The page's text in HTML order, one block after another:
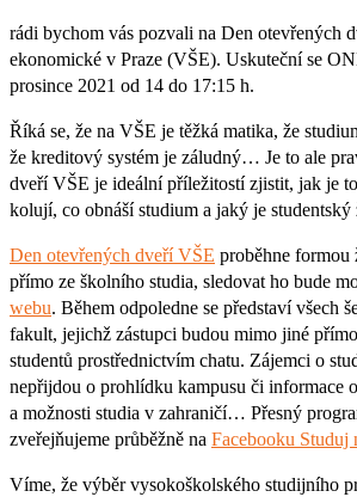
rádi bychom vás pozvali na Den otevřených
ekonomické v Praze (VŠE). Uskuteční se
prosince 2021 od 14 do 17:15 h.
Říká se, že na VŠE je těžká matika, že
že kreditový systém je záludný… Je to ale
dveří VŠE je ideální příležitostí zjistit, jak je
kolují, co obnáší studium a jaký je studentský
Den otevřených dveří VŠE proběhne formou
přímo ze školního studia, sledovat ho bude
webu. Během odpoledne se představí všech
fakult, jejichž zástupci budou mimo jiné
studentů prostřednictvím chatu. Zájemci o
nepřijdou o prohlídku kampusu či informace
a možnosti studia v zahraničí… Přesný
zveřejňujeme průběžně na Facebooku Studuj
Víme, že výběr vysokoškolského studijního